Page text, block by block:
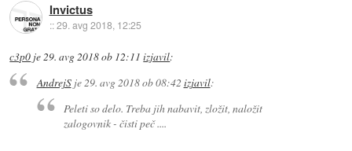
Invictus
::29. avg 2018, 12:25
c3p0 je29. avg 2018 ob 12:11 izjavil:
AndrejSje29. avg 2018 ob 08:42 izjavil:
Peleti so delo. Treba jih nabavit, zložit, naložit
zalogovnik - čisti peč ....